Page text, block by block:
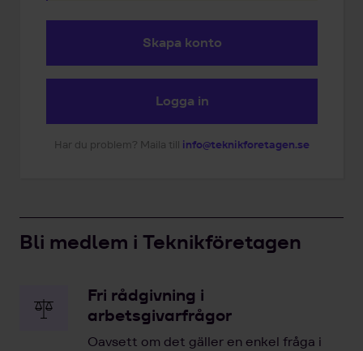
Skapa konto
Logga in
Har du problem? Maila till info@teknikforetagen.se
Bli medlem i Teknikföretagen
Fri rådgivning i
arbetsgivarfrågor
Oavsett om det gäller en enkel fråga i